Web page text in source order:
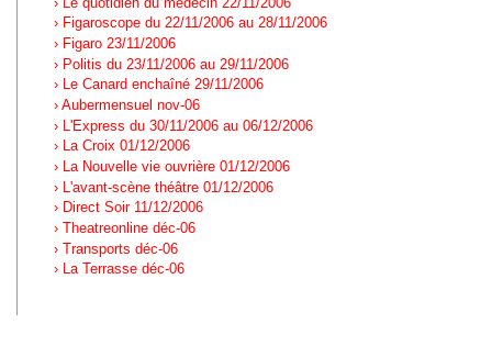
› Figaroscope du 22/11/2006 au 28/11/2006
› Figaro 23/11/2006
› Politis du 23/11/2006 au 29/11/2006
› Le Canard enchaîné 29/11/2006
› Aubermensuel nov-06
› L'Express du 30/11/2006 au 06/12/2006
› La Croix 01/12/2006
› La Nouvelle vie ouvrière 01/12/2006
› L'avant-scène théâtre 01/12/2006
› Direct Soir 11/12/2006
› Theatreonline déc-06
› Transports déc-06
› La Terrasse déc-06